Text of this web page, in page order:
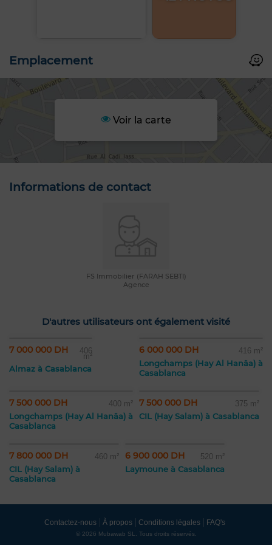
Emplacement
Voir la carte
Informations de contact
FS Immobilier (FARAH SEBTI)
Agence
D'autres utilisateurs ont également visité
7 000 000 DH 406
m²
Almaz à Casablanca
6 000 000 DH 416 m²
Longchamps (Hay Al Hanâa) à
Casablanca
7 500 000 DH 400 m²
Longchamps (Hay Al Hanâa) à
Casablanca
7 500 000 DH 375 m²
CIL (Hay Salam) à Casablanca
7 800 000 DH 460 m²
CIL (Hay Salam) à
Casablanca
6 900 000 DH 520 m²
Laymoune à Casablanca
Contactez-nous À propos Conditions légales FAQ's
© 2026 Mubawab SL. Tous droits réservés.